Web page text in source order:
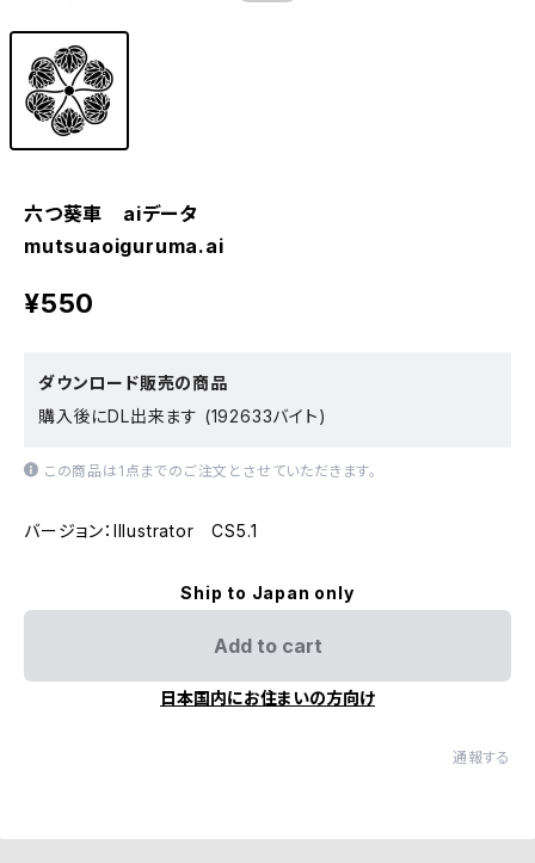
六つ葵車 aiデータ
mutsuaoiguruma.ai
¥550
ダウンロード販売の商品
購入後にDL出来ます (192633バイト)
この商品は1点までのご注文とさせていただきます。
バージョン：Illustrator CS5.1
Ship to Japan only
Add to cart
日本国内にお住まいの方向け
通報する